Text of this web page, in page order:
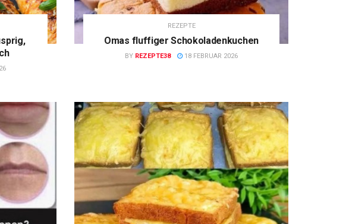
REZEPTE
Omas fluffiger Schokoladenkuchen
BY REZEPTE38 18 FEBRUAR 2026